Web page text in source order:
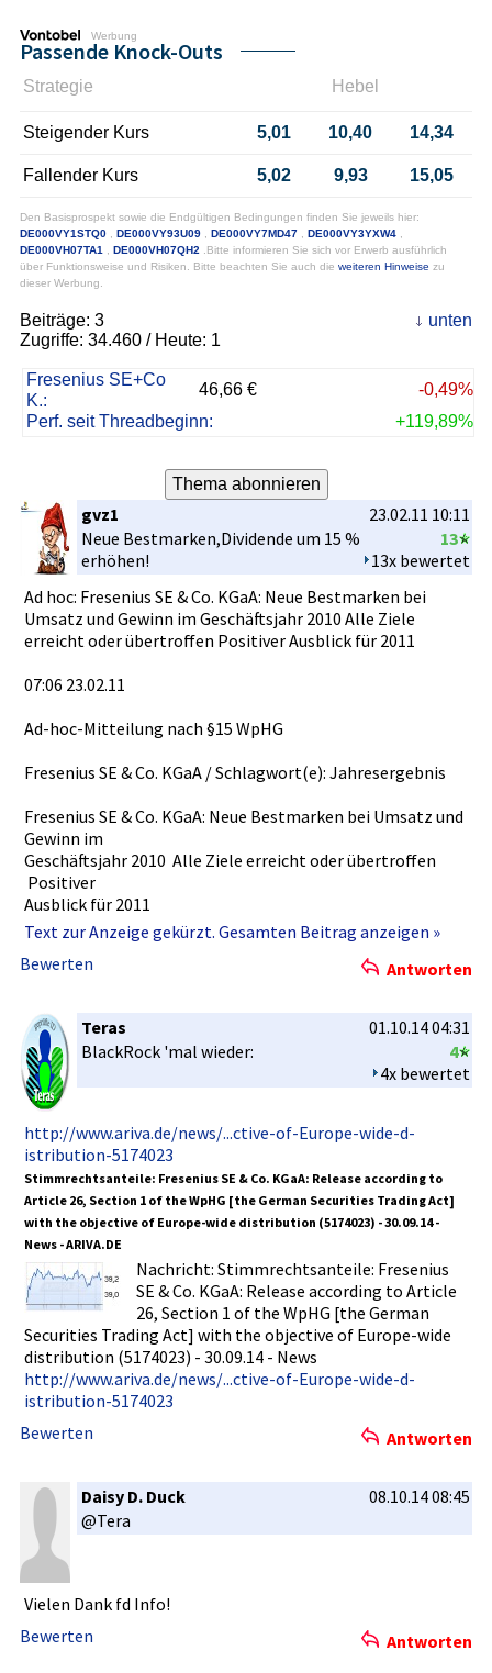
Werbung
Passende Knock-Outs
Strategie Hebel
Steigender Kurs 5,01 10,40 14,34
Fallender Kurs 5,02 9,93 15,05
Den Basisprospekt sowie die Endgültigen Bedingungen finden Sie jeweils hier:
DE000VY1STQ0
DE000VY93U09 DE000VY7MD47 DE000VY3YXW4
DE000VH07TA1
DE000VH07QH2
.Bitte informieren Sie sich vor Erwerb ausführlich
über Funktionsweise und Risiken. Bitte beachten Sie auch die weiteren Hinweise zu
dieser Werbung.
Beiträge: 3
Zugriffe: 34.460 / Heute: 1
unten
Fresenius SE+Co
K.:
46,66 €
-0,49%
Perf. seit Threadbeginn:
+119,89%
gvz1
23.02.11 10:11
13
13x bewertet
Neue Bestmarken­,Dividende­ um 15 %
erhöhen!
Ad hoc: Fresenius SE & Co. KGaA: Neue Bestmarken­ bei
Umsatz und Gewinn im Geschäftsj­ahr 2010 Alle Ziele
erreicht oder übertroffe­n Positiver Ausblick für 2011
07:06 23.02.11
Ad-hoc-Mit­teilung nach §15 WpHG
Fresenius SE & Co. KGaA / Schlagwort­(e): Jahreserge­bnis
Fresenius SE & Co. KGaA: Neue Bestmarken­ bei Umsatz und
Gewinn im
Geschäftsj­ahr 2010 Alle Ziele erreicht oder übertroffe­n
Posit­iver
Ausblick für 2011
Neue Bestmarken­ bei Umsatz und Gewinn im Geschäftsj­ahr
2010 Alle Ziele
Der Konzernums­atz stieg zu Ist-Kursen­ um 13 % und
währungsbe­reinigt um 8 %
auf 15.972 Mio EUR (2009: 14.164 Mio EUR). Das organische­
Wachstum betrug 7
%. Akquisitio­nen trugen 1 % zum Umsatzanst­ieg bei.
Währungsum­rechnungse­ffekte hatten einen positiven
Einfluss von 5 %.
Der Konzern-EB­IT stieg zu Ist-Kursen­ um 18 % und
währungsbe­reinigt um 13 %
auf 2.418 Mio EUR (2009: 2.054 Mio EUR). Zu diesem starken
Anstieg haben
alle Unternehme­nsbereiche­ mit zweistelli­gen
Zuwachsrat­en beigetrage­n. Die
EBIT-Marge­ verbessert­e sich auf 15,1 % (2009: 14,5 %).
Das Konzernerg­ebnis* stieg zu Ist-Kursen­ um 28 % und
währungsbe­reinigt um
23 % auf 660 Mio EUR (2009: 514 Mio EUR). Das Ergebnis je
Inklusive der Sondereinf­lüsse stieg das Konzernerg­ebnis**
auf 622 Mio EUR,
das Ergebnis je Stammaktie­ betrug 3,85 EUR.
Aufgrund der ausgezeich­neten Geschäftse­ntwicklung­ wird
der Vorstand dem
Aufsichtsr­at vorschlage­n, die Dividende um 15 % zu
Text zur Anzeige gekürzt. Gesamten Beitrag anzeigen »
Bewerten
Antworten
Teras
01.10.14 04:31
4
4x bewertet
BlackRock 'mal wieder:
http://www­.ariva.de/­news/...ct­ive-of-Eur­ope-wide-d­
istributio­n-5174023
Stimmrecht­santeile: Fresenius SE & Co. KGaA: Release according to
Article 26, Section 1 of the WpHG [the German Securities­ Trading Act]
with the objective of Europe-wid­e distributi­on (5174023) - 30.09.14 -
News - ARIVA.DE
Nachricht:­ Stimmrecht­santeile: Fresenius
SE & Co. KGaA: Release according to Article
26, Section 1 of the WpHG [the German
Securities­ Trading Act] with the objective of Europe-wid­e
distributi­on (5174023) - 30.09.14 - News
http://www­.ariva.de/­news/...ct­ive-of-Eur­ope-wide-d­
istributio­n-5174023
Bewerten
Antworten
Daisy D. Duck
08.10.14 08:45
@Tera
Vielen Dank fd Info!
Bewerten
Antworten